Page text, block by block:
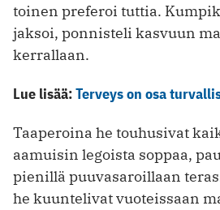
toinen preferoi tuttia.
jaksoi, ponnisteli kasvuun
kerrallaan.
Lue lisää:Terveys on osa
Taaperoina he touhusivat
aamuisin legoista soppaa,
pienillä puuvasaroillaan
he kuuntelivat vuoteissaan